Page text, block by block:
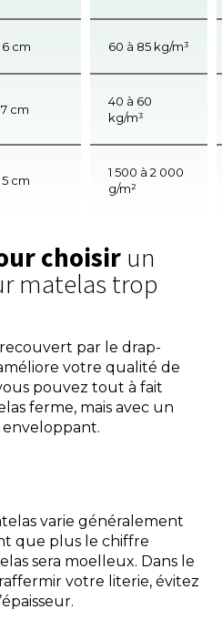
6 cm 60 à 85 kg/m³
cm
40 à 60
kg/m³
cm
1 500 à 2 000
g/m²
choisir un
matelas trop
par le drap-
votre qualité de
pouvez tout à fait
ferme, mais avec un
varie généralement
que plus le chiffre
sera moelleux. Dans le
votre literie, évitez